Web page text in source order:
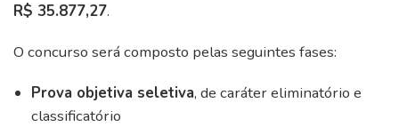
R$ 35.877,27.
O concurso será composto pelas seguintes fases:
Prova objetiva seletiva, de caráter eliminatório e
classificatório